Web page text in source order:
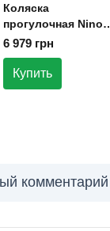
Коляска
прогулочная Ninos
Air большая и
легкая Gray
6 979 грн
Купить
комментарий